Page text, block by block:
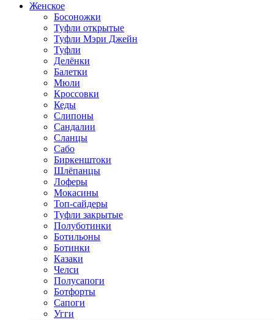
Женское
Босоножки
Туфли открытые
Туфли Мэри Джейн
Туфли
Делёнки
Балетки
Мюли
Кроссовки
Кеды
Слипоны
Сандалии
Сланцы
Сабо
Биркенштоки
Шлёпанцы
Лоферы
Мокасины
Топ-сайдеры
Туфли закрытые
Полуботинки
Ботильоны
Ботинки
Казаки
Челси
Полусапоги
Ботфорты
Сапоги
Угги